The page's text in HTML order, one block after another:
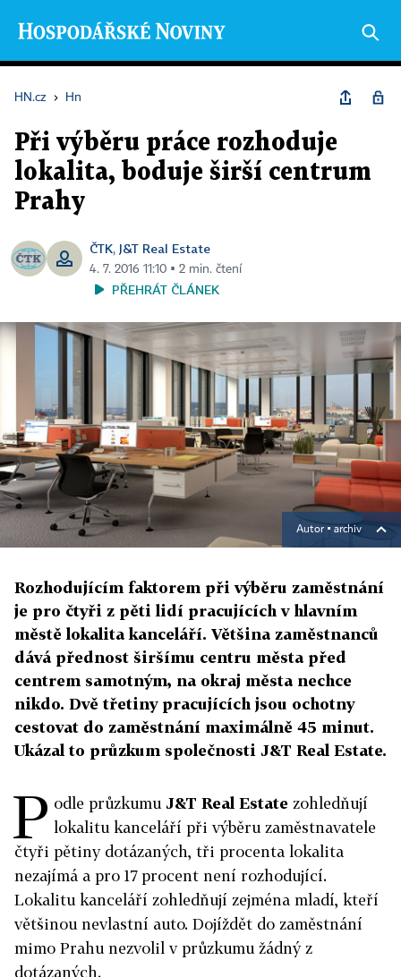
HN.cz › Hn
Při výběru práce rozhoduje
lokalita, boduje širší centrum
Prahy
ČTK, J&T Real Estate
4. 7. 2016 11:10 ▪ 2 min. čtení
PŘEHRÁT ČLÁNEK
Autor ▪ archiv
Rozhodujícím faktorem při výběru zaměstnání
je pro čtyři z pěti lidí pracujících v hlavním
městě lokalita kanceláří. Většina zaměstnanců
dává přednost širšímu centru města před
centrem samotným, na okraj města nechce
nikdo. Dvě třetiny pracujících jsou ochotny
cestovat do zaměstnání maximálně 45 minut.
Ukázal to průzkum společnosti J&T Real Estate.
P odle průzkumu J&T Real Estate zohledňují
lokalitu kanceláří při výběru zaměstnavatele
čtyři pětiny dotázaných, tři procenta lokalita
nezajímá a pro 17 procent není rozhodující.
Lokalitu kanceláří zohledňují zejména mladí, kteří
většinou nevlastní auto. Dojíždět do zaměstnání
mimo Prahu nezvolil v průzkumu žádný z
dotázaných.